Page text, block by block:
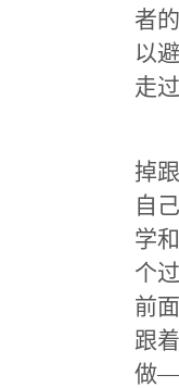
者
以
走
掉
自
学
个
前
跟
做